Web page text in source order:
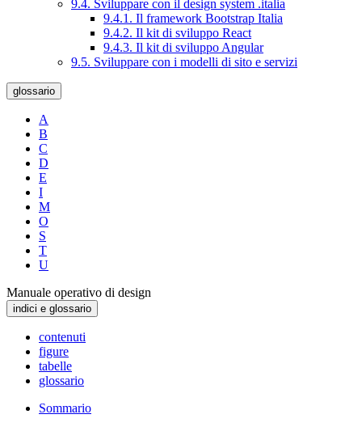
9.4. Sviluppare con il design system .italia
9.4.1. Il framework Bootstrap Italia
9.4.2. Il kit di sviluppo React
9.4.3. Il kit di sviluppo Angular
9.5. Sviluppare con i modelli di sito e servizi
glossario
A
B
C
D
E
I
M
O
S
T
U
Manuale operativo di design
indici e glossario
contenuti
figure
tabelle
glossario
Sommario